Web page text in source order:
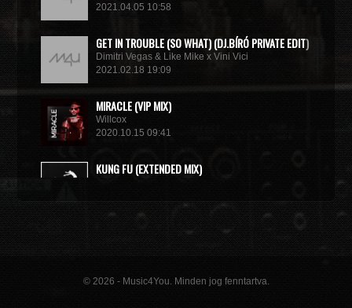
2021.04.05 10:58
GET IN TROUBLE (SO WHAT) (DJ.BÍRÓ PRIVATE EDIT)
Dimitri Vegas & Like Mike x Vini Vici
2021.02.18 19:09
MIRACLE (VIP MIX)
Willcox
2020.10.15 09:41
KUNG FU (EXTENDED MIX)
© 2026 - Music4You. Minden jog fenntartva.